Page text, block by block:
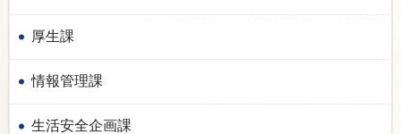
厚生課
情報管理課
生活安全企画課